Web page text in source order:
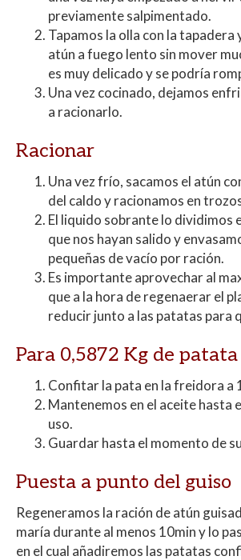
previamente salpimentado.
Tapamos la olla con la tapadera
atún a fuego lento sin mover
es muy delicado y se podría
Una vez cocinado, dejamos
a racionarlo.
Racionar
Una vez frío, sacamos el atún
del caldo y racionamos en
El liquido sobrante lo dividimos
que nos hayan salido y
pequeñas de vacío por ración.
Es importante aprovechar al
que a la hora de regenaerar el
reducir junto a las patatas para
Para 0,5872 Kg de
Confitar la pata en la freidora a
Mantenemos en el aceite hasta
uso.
Guardar hasta el momento de
Puesta a punto del guiso
Regeneramos la ración de atún
maría durante al menos 10min y lo
en el cual añadiremos las patatas